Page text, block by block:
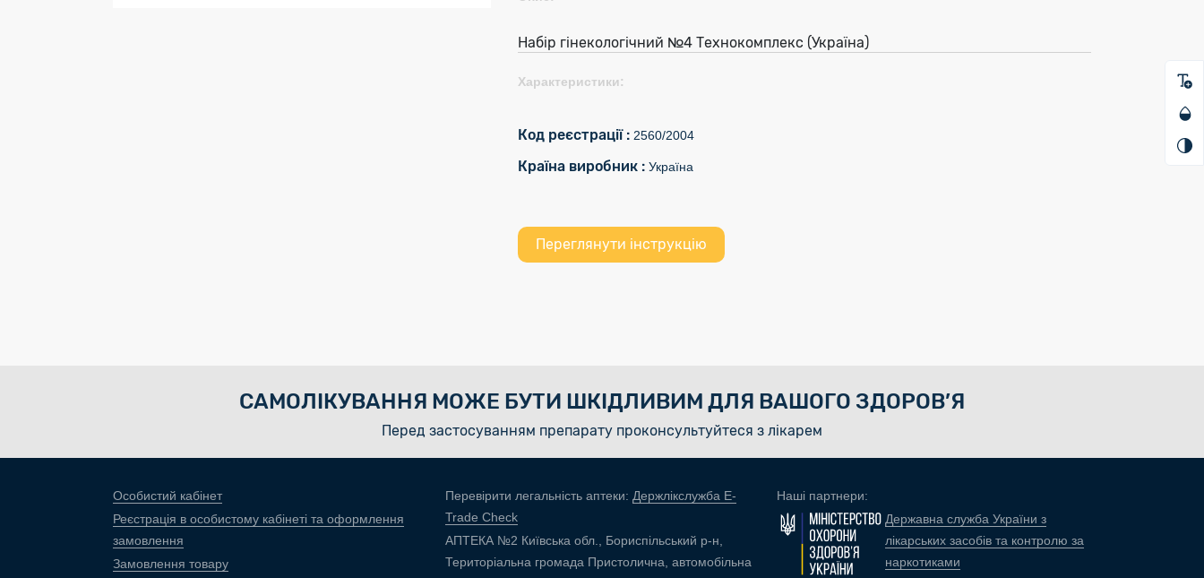
Набір гінекологічний №4 Технокомплекс (Україна)
Характеристики:
Код реєстрації : 2560/2004
Країна виробник : Україна
Переглянути інструкцію
САМОЛІКУВАННЯ МОЖЕ БУТИ ШКІДЛИВИМ ДЛЯ ВАШОГО ЗДОРОВ’Я
Перед застосуванням препарату проконсультуйтеся з лікарем
Особистий кабінет
Реєстрація в особистому кабінеті та оформлення
замовлення
Замовлення товару
Перевірити легальність аптеки: Держлікслужба E-
Trade Check
АПТЕКА №2 Київська обл., Бориспільський р-н,
Територіальна громада Пристолична, автомобільна
Наші партнери:
Державна служба України з
лікарських засобів та контролю за
наркотиками